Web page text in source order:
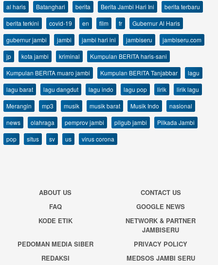
al haris Batanghari berita Berita Jambi Hari Ini
berita terbaru
berita terkini
covid-19 en film fr
Gubernur Al Haris
gubernur jambi
jambi jambi hari ini jambiseru
jambiseru.com
jp
kota jambi kriminal
Kumpulan BERITA haris-sani
Kumpulan BERITA muaro jambi
Kumpulan BERITA Tanjabbar
lagu
lagu barat
lagu dangdut lagu indo lagu pop lirik
lirik lagu
Merangin
mp3 musik musik barat Musik Indo
nasional
news
olahraga pemprov jambi pilgub jambi
Pilkada Jambi
pop
situs sv us virus corona
ABOUT US
CONTACT US
FAQ
GOOGLE NEWS
KODE ETIK
NETWORK & PARTNER
JAMBISERU
PEDOMAN MEDIA SIBER
PRIVACY POLICY
REDAKSI
MEDSOS JAMBI SERU